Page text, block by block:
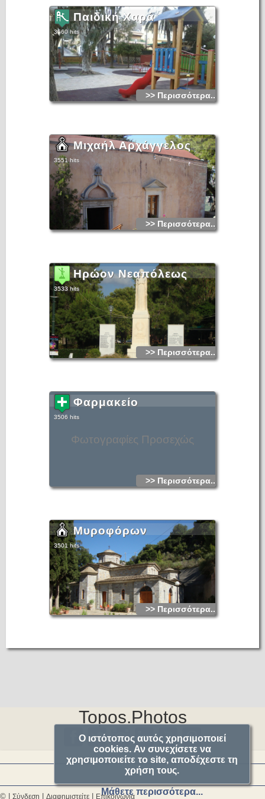
Παιδική Χαρά
3560 hits
>> Περισσότερα...
Μιχαήλ Αρχάγγελος
3551 hits
>> Περισσότερα...
Ηρώον Νεαπόλεως
3533 hits
>> Περισσότερα...
Φωτογραφίες Προσεχώς
Φαρμακείο
3506 hits
>> Περισσότερα...
Μυροφόρων
3501 hits
>> Περισσότερα...
Topos.Photos
© | Σύνδεση Διαφημιστείτε Επικοινωνία
Ο ιστότοπος αυτός χρησιμοποιεί
cookies. Αν συνεχίσετε να
χρησιμοποιείτε το site, αποδέχεστε τη
χρήση τους.
Μάθετε περισσότερα...